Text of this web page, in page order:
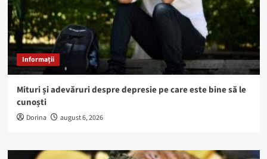
Informații
Mituri și adevăruri despre depresie pe care este bine să le
cunoști
Dorina august 6, 2026